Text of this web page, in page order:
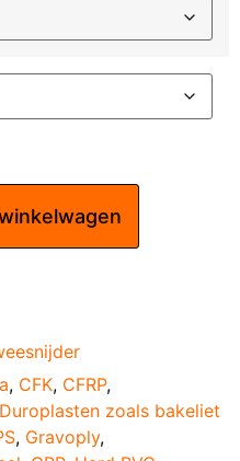
, CFK, CFRP,
Duroplasten zoals bakeliet
, Gravoply,